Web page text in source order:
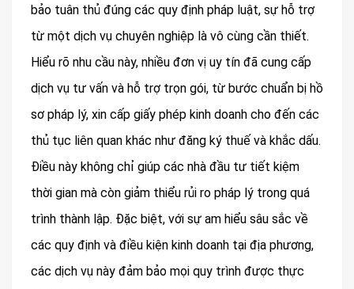
bảo tuân thủ đúng các quy định pháp luật, sự hỗ trợ
từ một dịch vụ chuyên nghiệp là vô cùng cần thiết.
Hiểu rõ nhu cầu này, nhiều đơn vị uy tín đã cung cấp
dịch vụ tư vấn và hỗ trợ trọn gói, từ bước chuẩn bị hồ
sơ pháp lý, xin cấp giấy phép kinh doanh cho đến các
thủ tục liên quan khác như đăng ký thuế và khắc dấu.
Điều này không chỉ giúp các nhà đầu tư tiết kiệm
thời gian mà còn giảm thiểu rủi ro pháp lý trong quá
trình thành lập. Đặc biệt, với sự am hiểu sâu sắc về
các quy định và điều kiện kinh doanh tại địa phương,
các dịch vụ này đảm bảo mọi quy trình được thực